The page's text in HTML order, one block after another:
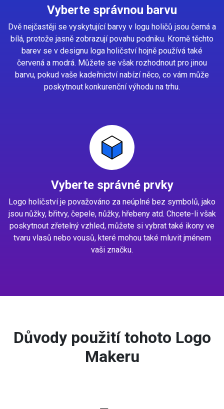
Vyberte správnou barvu
Dvě nejčastěji se vyskytující barvy v logu holičů jsou černá a
bílá, protože jasně zobrazují povahu podniku. Kromě těchto
barev se v designu loga holičství hojně používá také
červená a modrá. Můžete se však rozhodnout pro jinou
barvu, pokud vaše kadeřnictví nabízí něco, co vám může
poskytnout konkurenční výhodu na trhu.
Vyberte správné prvky
Logo holičství je považováno za neúplné bez symbolů, jako
jsou nůžky, břitvy, čepele, nůžky, hřebeny atd. Chcete-li však
poskytnout zřetelný vzhled, můžete si vybrat také ikony ve
tvaru vlasů nebo vousů, které mohou také mluvit jménem
vaši značku.
Důvody použití tohoto Logo
Makeru